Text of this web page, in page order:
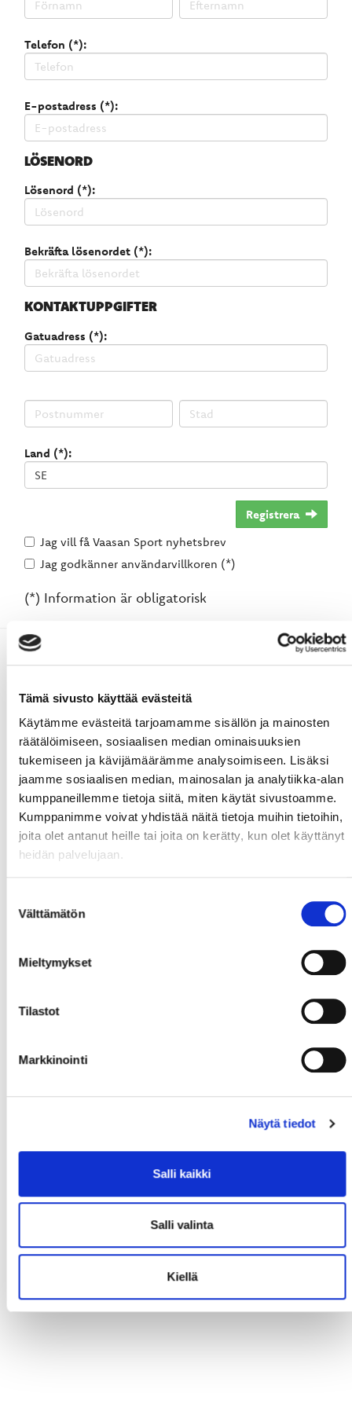
Tämä sivusto käyttää evästeitä
Käytämme evästeitä tarjoamamme sisällön ja mainosten
räätälöimiseen, sosiaalisen median ominaisuuksien
tukemiseen ja kävijämäärämme analysoimiseen. Lisäksi
jaamme sosiaalisen median, mainosalan ja analytiikka-alan
kumppaneillemme tietoja siitä, miten käytät sivustoamme.
Kumppanimme voivat yhdistää näitä tietoja muihin tietoihin,
joita olet antanut heille tai joita on kerätty, kun olet käyttänyt
heidän palvelujaan.
valinta
Välttämätön
Mieltymykset
Tilastot
Markkinointi
Näytä tiedot
Salli kaikki
Salli valinta
Kiellä
Telefon (*):
E-postadress (*):
LÖSENORD
Lösenord (*):
Bekräfta lösenordet (*):
KONTAKTUPPGIFTER
Gatuadress (*):
Land (*):
Registrera
Jag vill få Vaasan Sport nyhetsbrev
Jag godkänner användarvillkoren (*)
(*) Information är obligatorisk